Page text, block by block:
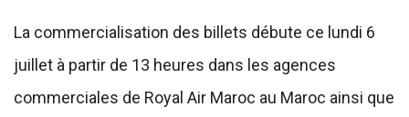
La commercialisation des billets débute ce lundi 6
juillet à partir de 13 heures dans les agences
commerciales de Royal Air Maroc au Maroc ainsi que